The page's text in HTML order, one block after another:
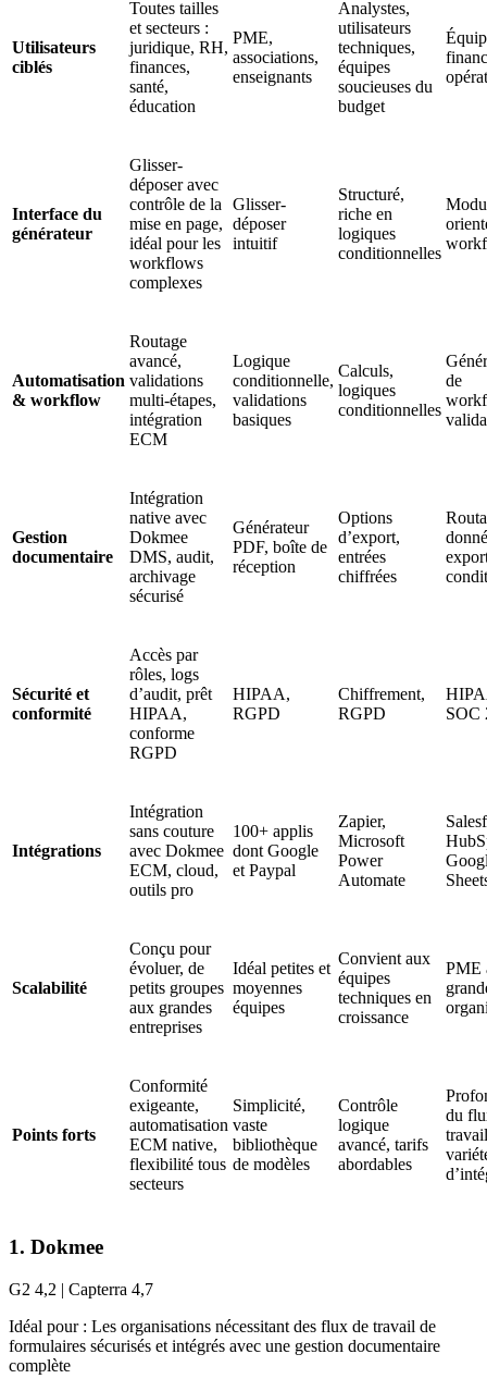
Utilisateurs
ciblés
Toutes tailles
et secteurs :
juridique, RH,
finances,
santé,
éducation
PME,
associations,
enseignants
Analystes,
utilisateurs
techniques,
équipes
soucieuses du
budget
Interface du
générateur
Glisser-
déposer avec
contrôle de la
mise en page,
idéal pour les
workflows
complexes
Glisser-
déposer
intuitif
Structuré,
riche en
logiques
conditionnelles
Automatisation
& workflow
Routage
avancé,
validations
multi-étapes,
intégration
ECM
Logique
conditionnelle,
validations
basiques
Calculs,
logiques
conditionnelles
de
Gestion
documentaire
Intégration
native avec
Dokmee
DMS, audit,
archivage
sécurisé
Générateur
PDF, boîte de
réception
Options
d’export,
entrées
chiffrées
Sécurité et
conformité
Accès par
rôles, logs
d’audit, prêt
HIPAA,
conforme
RGPD
HIPAA,
RGPD
Chiffrement,
RGPD
SOC
Intégrations
Intégration
sans couture
avec Dokmee
ECM, cloud,
outils pro
100+ applis
dont Google
et Paypal
Zapier,
Microsoft
Power
Automate
Scalabilité
Conçu pour
évoluer, de
petits groupes
aux grandes
entreprises
Idéal petites et
moyennes
équipes
Convient aux
équipes
techniques en
croissance
PME
Points forts
Conformité
exigeante,
automatisation
ECM native,
flexibilité tous
secteurs
Simplicité,
vaste
bibliothèque
de modèles
Contrôle
logique
avancé, tarifs
abordables
du
1. Dokmee
G2 4,2 | Capterra 4,7
Idéal pour : Les organisations nécessitant des flux de travail de
formulaires sécurisés et intégrés avec une gestion documentaire
complète